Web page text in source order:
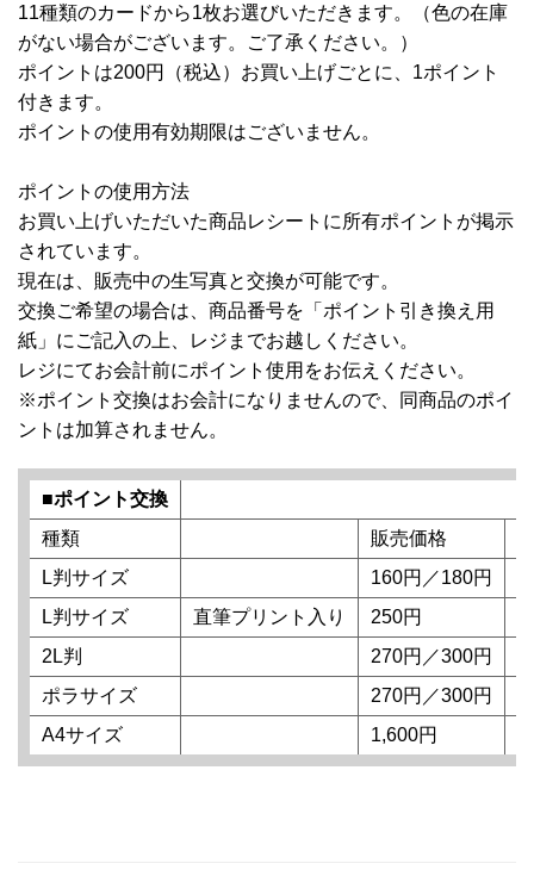
11種類のカードから1枚お選びいただきます。（色の在庫
がない場合がございます。ご了承ください。）
ポイントは200円（税込）お買い上げごとに、1ポイント
付きます。
ポイントの使用有効期限はございません。
ポイントの使用方法
お買い上げいただいた商品レシートに所有ポイントが掲示
されています。
現在は、販売中の生写真と交換が可能です。
交換ご希望の場合は、商品番号を「ポイント引き換え用
紙」にご記入の上、レジまでお越しください。
レジにてお会計前にポイント使用をお伝えください。
※ポイント交換はお会計になりませんので、同商品のポイ
ントは加算されません。
■ポイント交換
種類
販売価格
L判サイズ
160円／180円
L判サイズ
直筆プリント入り 250円
2L判
270円／300円
ポラサイズ
270円／300円
A4サイズ
1,600円